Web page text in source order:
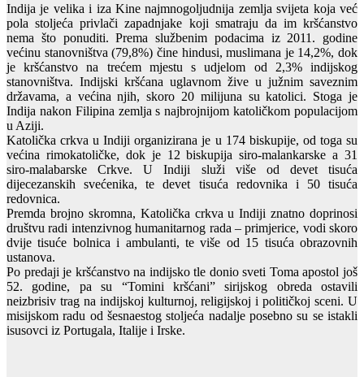
Indija je velika i iza Kine najmnogoljudnija zemlja svijeta koja već
pola stoljeća privlači zapadnjake koji smatraju da im kršćanstvo
nema što ponuditi. Prema službenim podacima iz 2011. godine
većinu stanovništva (79,8%) čine hindusi, muslimana je 14,2%, dok
je kršćanstvo na trećem mjestu s udjelom od 2,3% indijskog
stanovništva. Indijski kršćana uglavnom žive u južnim saveznim
državama, a većina njih, skoro 20 milijuna su katolici. Stoga je
Indija nakon Filipina zemlja s najbrojnijom katoličkom populacijom
u Aziji.
Katolička crkva u Indiji organizirana je u 174 biskupije, od toga su
većina rimokatoličke, dok je 12 biskupija siro-malankarske a 31
siro-malabarske Crkve. U Indiji služi više od devet tisuća
dijecezanskih svećenika, te devet tisuća redovnika i 50 tisuća
redovnica.
Premda brojno skromna, Katolička crkva u Indiji znatno doprinosi
društvu radi intenzivnog humanitarnog rada – primjerice, vodi skoro
dvije tisuće bolnica i ambulanti, te više od 15 tisuća obrazovnih
ustanova.
Po predaji je kršćanstvo na indijsko tle donio sveti Toma apostol još
52. godine, pa su “Tomini kršćani” sirijskog obreda ostavili
neizbrisiv trag na indijskoj kulturnoj, religijskoj i političkoj sceni. U
misijskom radu od šesnaestog stoljeća nadalje posebno su se istakli
isusovci iz Portugala, Italije i Irske.